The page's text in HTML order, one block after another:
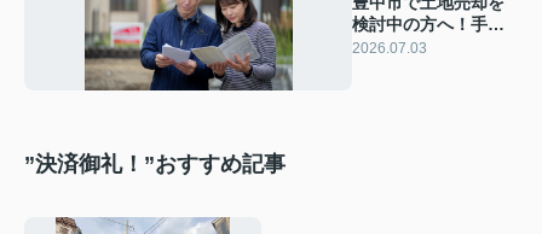
検討中の方へ！手続
きの流れと必要書類
2026.07.03
”決済御礼！”おすすめ記事